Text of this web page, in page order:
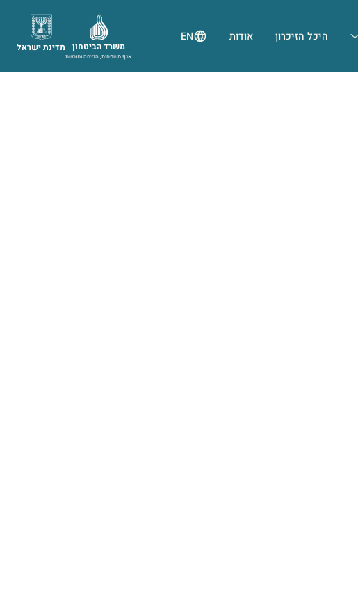
היכל הזיכרון אודות EN
מדינת ישראל משרד הביטחון
אגף משפחות, הנצחה ומורשת